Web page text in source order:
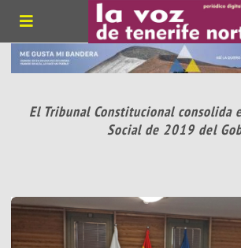
El Tribunal Constitucional consolida
Social de 2019 del